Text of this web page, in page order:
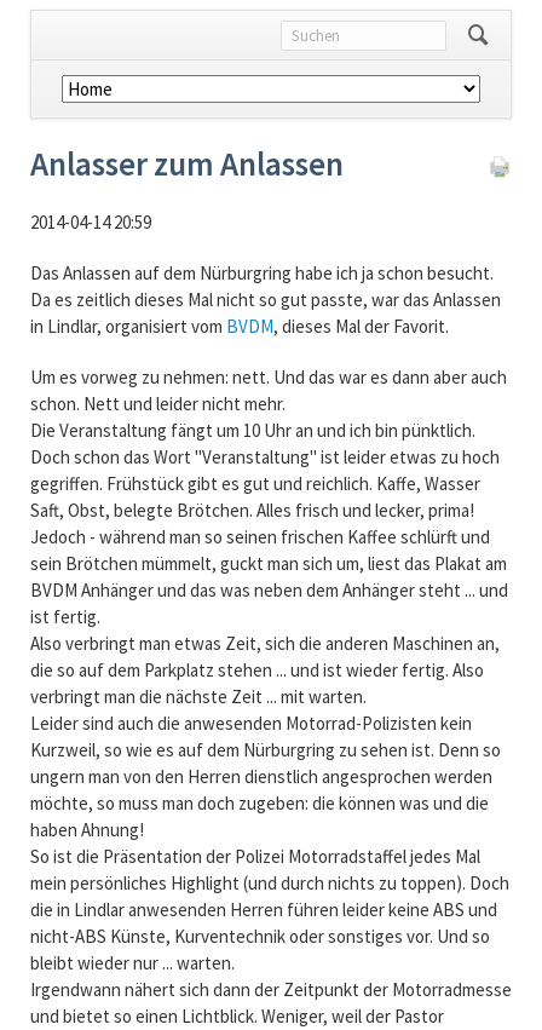
Navigation
überspringen
Anlasser zum Anlassen
2014-04-14 20:59
Das Anlassen auf dem Nürburgring habe ich ja schon besucht.
Da es zeitlich dieses Mal nicht so gut passte, war das Anlassen
in Lindlar, organisiert vom BVDM, dieses Mal der Favorit.
Um es vorweg zu nehmen: nett. Und das war es dann aber auch
schon. Nett und leider nicht mehr.
Die Veranstaltung fängt um 10 Uhr an und ich bin pünktlich.
Doch schon das Wort "Veranstaltung" ist leider etwas zu hoch
gegriffen. Frühstück gibt es gut und reichlich. Kaffe, Wasser
Saft, Obst, belegte Brötchen. Alles frisch und lecker, prima!
Jedoch - während man so seinen frischen Kaffee schlürft und
sein Brötchen mümmelt, guckt man sich um, liest das Plakat am
BVDM Anhänger und das was neben dem Anhänger steht ... und
ist fertig.
Also verbringt man etwas Zeit, sich die anderen Maschinen an,
die so auf dem Parkplatz stehen ... und ist wieder fertig. Also
verbringt man die nächste Zeit ... mit warten.
Leider sind auch die anwesenden Motorrad-Polizisten kein
Kurzweil, so wie es auf dem Nürburgring zu sehen ist. Denn so
ungern man von den Herren dienstlich angesprochen werden
möchte, so muss man doch zugeben: die können was und die
haben Ahnung!
So ist die Präsentation der Polizei Motorradstaffel jedes Mal
mein persönliches Highlight (und durch nichts zu toppen). Doch
die in Lindlar anwesenden Herren führen leider keine ABS und
nicht-ABS Künste, Kurventechnik oder sonstiges vor. Und so
bleibt wieder nur ... warten.
Irgendwann nähert sich dann der Zeitpunkt der Motorradmesse
und bietet so einen Lichtblick. Weniger, weil der Pastor